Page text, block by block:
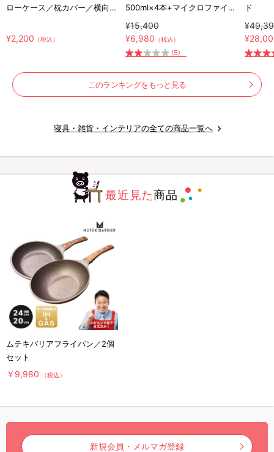
ローケース／枕カバー／横向き
¥2,200 （税込）
500ml×4本+マイクロファイバ
ークロス×2枚／防虫スプレー
／防虫剤／害虫忌避剤
¥15,400
¥6,980 （税込）
(5)
ド
このランキングをもっと見る
寝具・雑貨・インテリアの全ての商品一覧へ
最近見た商品
ムテキバリアフライパン／2個
セット
￥9,980 （税込）
新規会員・メルマガ登録